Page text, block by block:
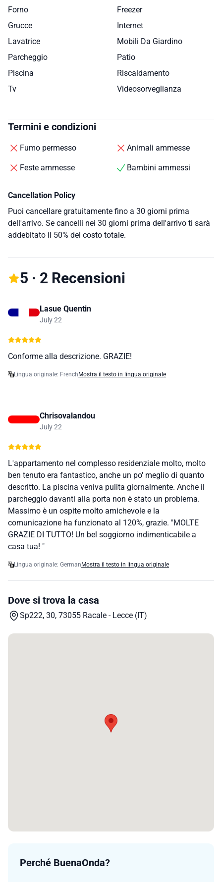
Forno
Freezer
Grucce
Internet
Lavatrice
Mobili Da Giardino
Parcheggio
Patio
Piscina
Riscaldamento
Tv
Videosorveglianza
Termini e condizioni
Fumo permesso Animali ammesse
Feste ammesse Bambini ammessi
Cancellation Policy
Puoi cancellare gratuitamente fino a 30 giorni prima
dell'arrivo. Se cancelli nei 30 giorni prima dell'arrivo ti sarà
addebitato il 50% del costo totale.
5 · 2 Recensioni
Lasue Quentin
July 22
Conforme alla descrizione. GRAZIE!
Lingua originale: French Mostra il testo in lingua originale
Chrisovalandou
July 22
L'appartamento nel complesso residenziale molto, molto
ben tenuto era fantastico, anche un po' meglio di quanto
descritto. La piscina veniva pulita giornalmente. Anche il
parcheggio davanti alla porta non è stato un problema.
Massimo è un ospite molto amichevole e la
comunicazione ha funzionato al 120%, grazie. "MOLTE
GRAZIE DI TUTTO! Un bel soggiorno indimenticabile a
casa tua! "
Lingua originale: German Mostra il testo in lingua originale
Dove si trova la casa
Sp222, 30, 73055 Racale - Lecce (IT)
Perché BuenaOnda?